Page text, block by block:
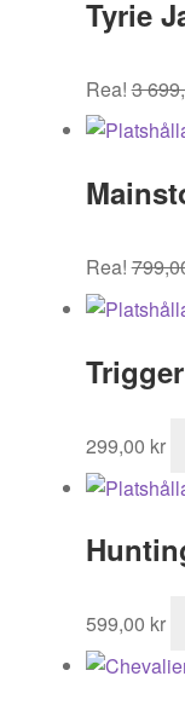
Tyrie
Rea! 3
Rea!
299,00 kr
599,00 kr